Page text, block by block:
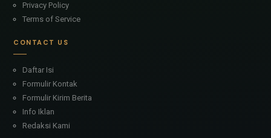
Privacy Policy
Terms of Service
CONTACT US
Daftar Isi
Formulir Kontak
Formulir Kirim Berita
Info Iklan
Redaksi Kami